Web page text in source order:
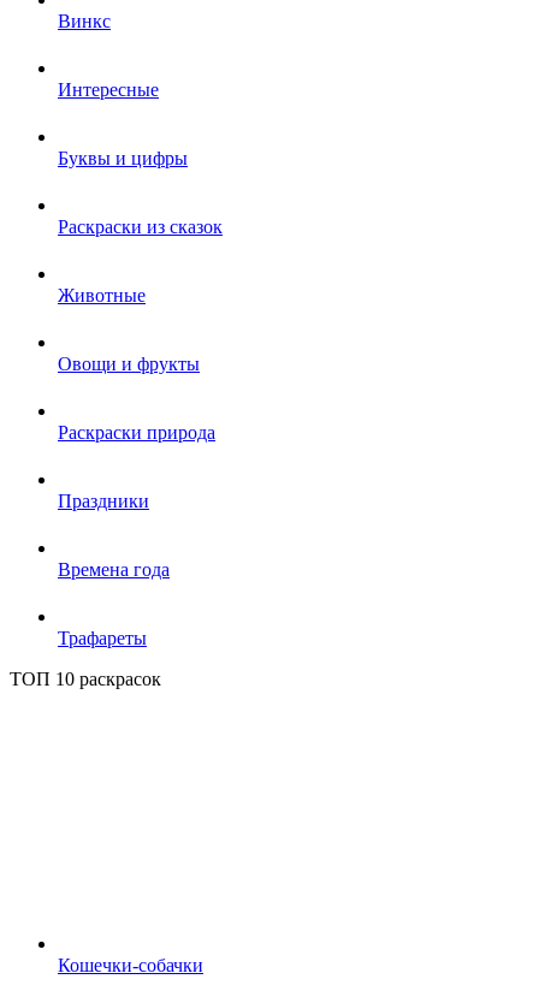
Винкс
Интересные
Буквы и цифры
Раскраски из сказок
Животные
Овощи и фрукты
Раскраски природа
Праздники
Времена года
Трафареты
ТОП 10 раскрасок
Кошечки-собачки